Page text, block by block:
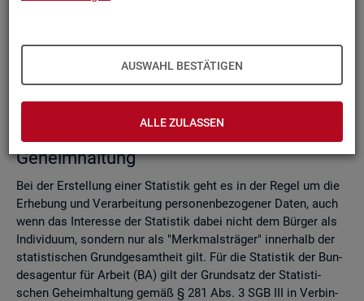
AUSWAHL BESTÄTIGEN
ALLE ZULASSEN
tung
Zell­sper­rungs­ver­fah­ren
Run­dungs­ver­fah­ren
Ver­gleich der Ver­fah­ren
Recht­li­che Grund­la­gen der sta­tis­ti­schen
Ge­heim­hal­tung
Bei der Er­stel­lung einer Sta­tis­tik geht es in der Regel um die
Er­he­bung und Ver­ar­bei­tung per­so­nen­be­zo­ge­ner Daten, auch
wenn das In­ter­es­se der Sta­tis­tik dabei nicht dem Bür­ger als
In­di­vi­du­um, son­dern nur als "Merk­mals­trä­ger" in­ner­halb der
sta­tis­ti­schen Grund­ge­samt­heit gilt. Für die Sta­tis­tik der Bun­
des­agen­tur für Ar­beit (BA) gilt der Grund­satz der Sta­tis­ti­
schen Ge­heim­hal­tung gemäß § 281 Abs. 3 SGB III in Ver­bin­